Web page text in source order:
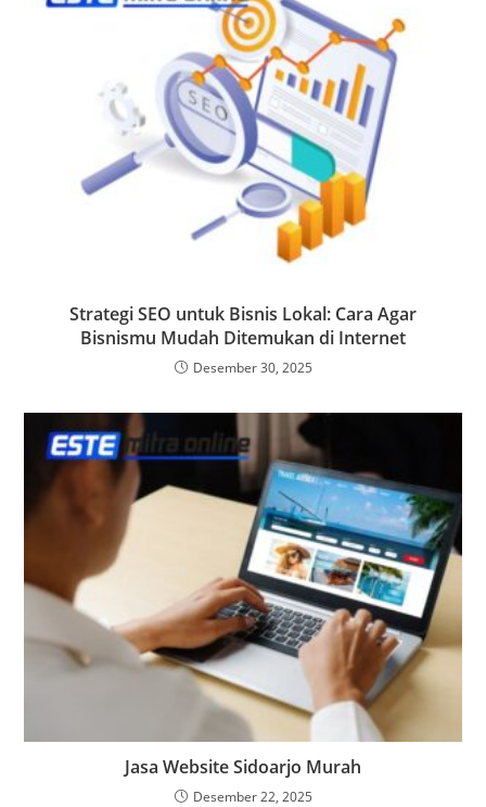
Strategi SEO untuk Bisnis Lokal: Cara Agar
Bisnismu Mudah Ditemukan di Internet
Desember 30, 2025
Jasa Website Sidoarjo Murah
Desember 22, 2025